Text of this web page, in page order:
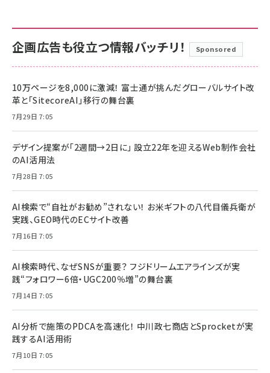
企画広告も役立つ情報バッチリ！ Sponsored
10万ページを8,000に激減！ 富士通が挑んだグローバルサイト改
革と「SitecoreAI」移行の舞台裏
7月29日 7:05
デザイン提案が「2週間→2日に」 設立22年を迎えるWeb制作会社
のAI活用法
7月28日 7:05
AI検索で“自社がお勧め”されない！ お米ギフトの八代目儀兵衛が
実践、GEO時代のECサイト改善
7月16日 7:05
AI検索時代、なぜSNSが重要？ フジドリームエアラインズが実
践“フォロワー6倍・UGC200％増”の舞台裏
7月14日 7:05
AI分析で施策のPDCAを高速化！ 中川政七商店とSprocketが実
践するAI活用術
7月10日 7:05